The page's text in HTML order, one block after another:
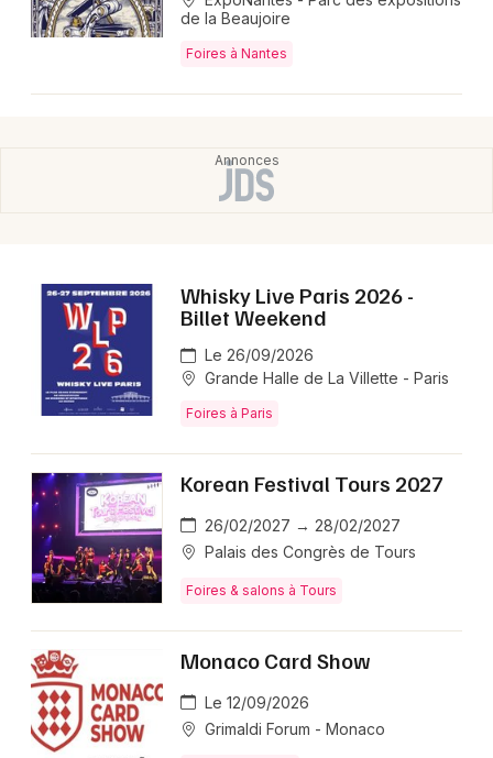
🥁 Qu'est-ce que Bag'Show – Paris Drums
Show ?
Bag'Show – Paris Drums Show est un événement
hybride, à la fois salon professionnel et festival, qui
démonstrations, d'ateliers pédagogiques et de
performances live, avec un focus pop, folk et pop
de la Beaujoire
Foires à Nantes
Whisky Live Paris 2026 -
Billet Weekend
Le 26/09/2026
Grande Halle de La Villette - Paris
Foires à Paris
Korean Festival Tours 2027
26/02/2027 → 28/02/2027
Palais des Congrès de Tours
Foires & salons à Tours
Monaco Card Show
Le 12/09/2026
Grimaldi Forum - Monaco